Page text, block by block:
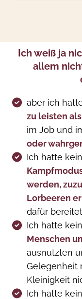
Ich weiß ja
allem
aber ich
zu leisten
im Job und
oder
Ich hatte
werden,
Lorbeeren
dafür
Ich hatte
Menschen
ausnutzten
Gelegenheit
Kleinigkeit
Ich hatte